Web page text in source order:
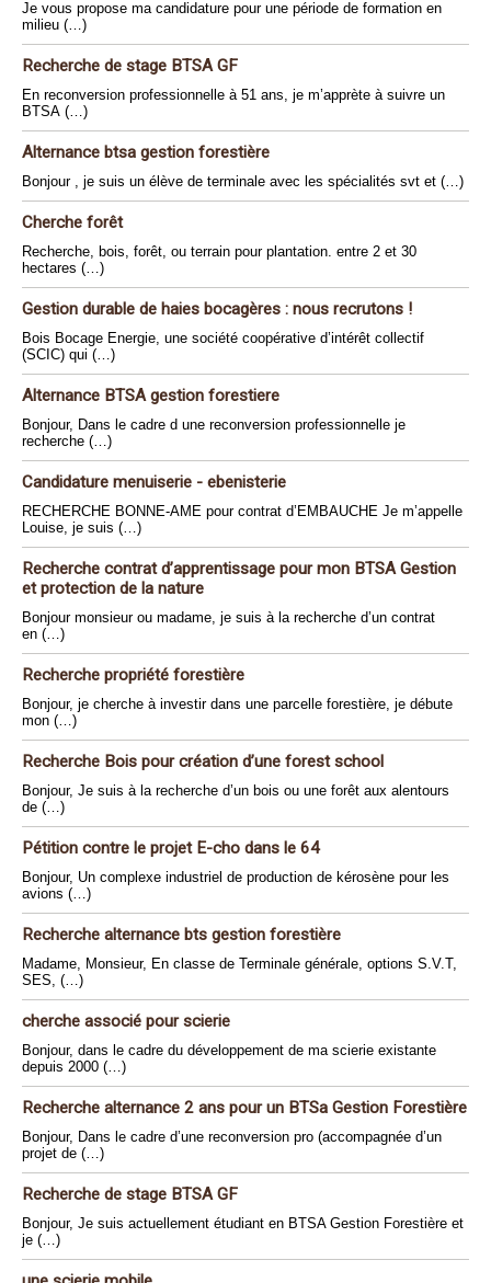
Je vous propose ma candidature pour une période de formation en
milieu (…)
Recherche de stage BTSA GF
En reconversion professionnelle à 51 ans, je m’apprète à suivre un
BTSA (…)
Alternance btsa gestion forestière
Bonjour , je suis un élève de terminale avec les spécialités svt et (…)
Cherche forêt
Recherche, bois, forêt, ou terrain pour plantation. entre 2 et 30
hectares (…)
Gestion durable de haies bocagères : nous recrutons !
Bois Bocage Energie, une société coopérative d’intérêt collectif
(SCIC) qui (…)
Alternance BTSA gestion forestiere
Bonjour, Dans le cadre d une reconversion professionnelle je
recherche (…)
Candidature menuiserie - ebenisterie
RECHERCHE BONNE-AME pour contrat d’EMBAUCHE Je m’appelle
Louise, je suis (…)
Recherche contrat d’apprentissage pour mon BTSA Gestion
et protection de la nature
Bonjour monsieur ou madame, je suis à la recherche d’un contrat
en (…)
Recherche propriété forestière
Bonjour, je cherche à investir dans une parcelle forestière, je débute
mon (…)
Recherche Bois pour création d’une forest school
Bonjour, Je suis à la recherche d’un bois ou une forêt aux alentours
de (…)
Pétition contre le projet E-cho dans le 64
Bonjour, Un complexe industriel de production de kérosène pour les
avions (…)
Recherche alternance bts gestion forestière
Madame, Monsieur, En classe de Terminale générale, options S.V.T,
SES, (…)
cherche associé pour scierie
Bonjour, dans le cadre du développement de ma scierie existante
depuis 2000 (…)
Recherche alternance 2 ans pour un BTSa Gestion Forestière
Bonjour, Dans le cadre d’une reconversion pro (accompagnée d’un
projet de (…)
Recherche de stage BTSA GF
Bonjour, Je suis actuellement étudiant en BTSA Gestion Forestière et
je (…)